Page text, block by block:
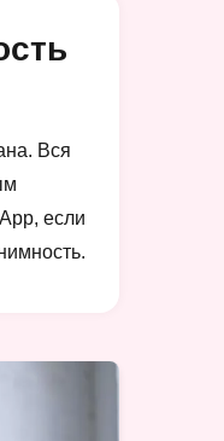
Вся
если